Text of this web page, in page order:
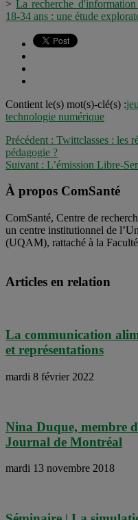
>La recherche
18-34 ans : une étude
Contient le(s) mot(s)-clé(s) :
technologie numérique
Précédent : Twittclasses : les
pédagogie ?
Suivant : L’émission Libre-
À propos ComSanté
ComSanté, Centre de
un centre institutionnel de
(UQAM), rattaché à la
Articles en relation
La communication
et représentations
mardi 8 février 2022
Nina Duque, membre
Journal de Montréal
mardi 13 novembre 2018